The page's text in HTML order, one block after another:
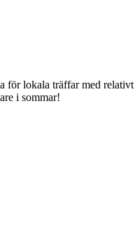
lokala träffar med
i sommar!